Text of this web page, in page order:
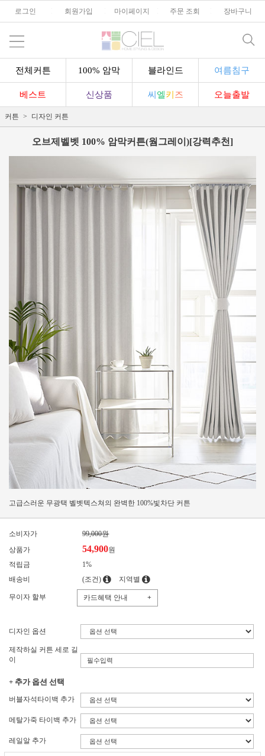
로그인 회원가입 마이페이지 주문 조회 장바구니
전체커튼 100% 암막 블라인드 여름침구
베스트 신상품 씨 엘키 즈 오늘출발
커튼 디자인 커튼
오브제벨벳 100% 암막커튼(웜그레이)[강력추천]
고급스러운 무광택 벨벳텍스쳐의 완벽한 100%빛차단 커튼
소비자가
99,000원
상품가
54,900원
적립금
1%
배송비
(조건) 지역별
무이자 할부 카드혜택 안내 +
디자인 옵션
제작하실 커튼 세로 길
이
+ 추가 옵션 선택
버블자석타이백 추가
메탈가죽 타이백 추가
레일알 추가